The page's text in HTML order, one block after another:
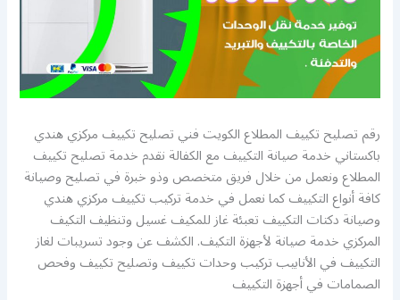
رقم تصليح تكييف المطلاع الكويت فني تصليح تكييف مركزي هندي
باكستاني خدمة صيانة التكييف مع الكفالة نقدم خدمة تصليح تكييف
المطلاع ونعمل من خلال فريق متخصص وذو خبرة في تصليح وصيانة
كافة أنواع التكييف كما نعمل في خدمة تركيب تكييف مركزي هندي
وصيانة دكتات التكييف تعبئة غاز للمكيف غسيل وتنظيف التكيف
المركزي خدمة صيانة لأجهزة التكيف. الكشف عن وجود تسريبات لغاز
التكييف في الأنابيب تركيب وحدات تكييف وتصليح تكييف وفحص
الصمامات في أجهزة التكييف